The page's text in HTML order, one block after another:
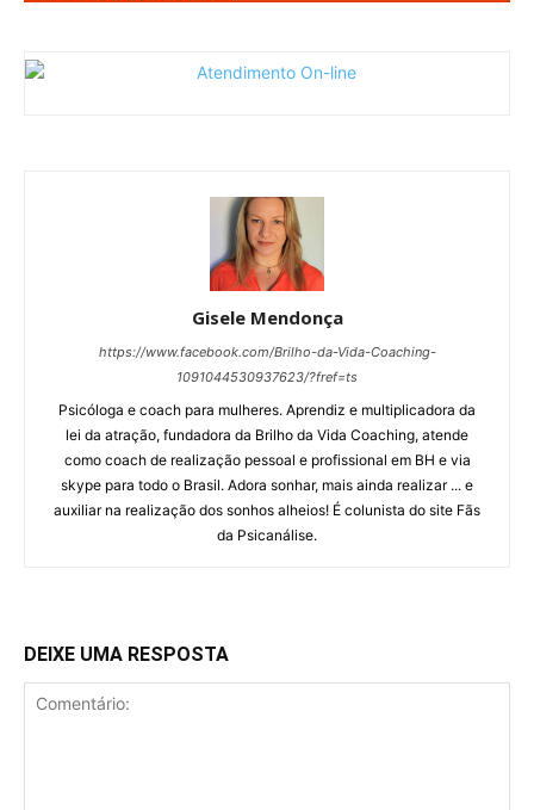
Gisele Mendonça
https://www.facebook.com/Brilho-da-Vida-Coaching-
1091044530937623/?fref=ts
Psicóloga e coach para mulheres. Aprendiz e multiplicadora da
lei da atração, fundadora da Brilho da Vida Coaching, atende
como coach de realização pessoal e profissional em BH e via
skype para todo o Brasil. Adora sonhar, mais ainda realizar ... e
auxiliar na realização dos sonhos alheios! É colunista do site Fãs
da Psicanálise.
DEIXE UMA RESPOSTA